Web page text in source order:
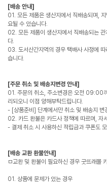
[배송 안내]
01. 모든 제품은 생산지에서 직배송되며,
요될 수 있습니다.
02. 모든 제품이 생산지에서 직배송되는
다.
03. 도서산간지역의 경우 택배사 사정에
습니다.
[주문 취소 및 배송지변경 안내]
01. 주문의 취소, 주소변경은 오전 09:00
리되오니 이점 양해부탁드립니다.
- [상품준비] 단계에서만 취소 및 배송지 변
02. 카드 환불은 카드사 정책에 따르며, 자
- 결제 취소 시 사용하신 적립금과 쿠폰도
[배송 교환 환불안내]
ㅁ교환 및 환불이 필요하신 경우 굿뜨래몰
01. 상품에 문제가 있는 경우